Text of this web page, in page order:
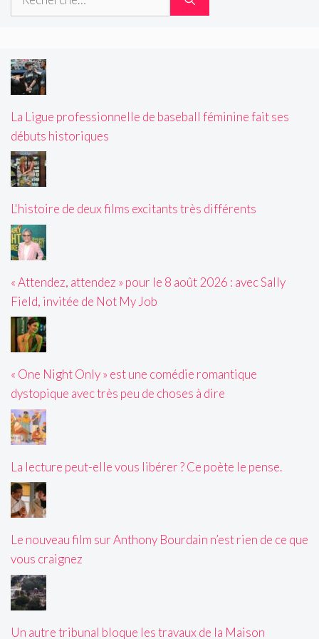
La Ligue professionnelle de baseball féminine fait ses
débuts historiques
L'histoire de deux films excitants très différents
« Attendez, attendez » pour le 8 août 2026 : avec Sally
Field, invitée de Not My Job
« One Night Only » est une comédie romantique
dystopique avec très peu de choses à dire
La lecture peut-elle vous libérer ? Ce poète le pense.
Le nouveau film sur Anthony Bourdain n’est rien de ce que
vous craignez
Un autre tribunal bloque les travaux de la Maison